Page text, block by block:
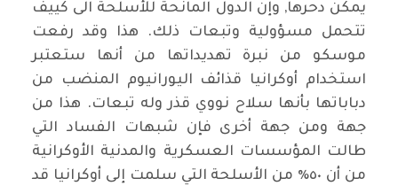
يمكن دحرها, وإن الدول المانحة للأسلحة الى كييف
تتحمل مسؤولية وتبعات ذلك. هذا وقد رفعت
موسكو من نبرة تهديداتها من أنها ستعتبر
استخدام أوكرانيا قذائف اليورانيوم المنضب من
دباباتها بأنها سلاح نووي قذر وله تبعات. هذا من
جهة ومن جهة أخرى فإن شبهات الفساد التي
طالت المؤسسات العسكرية والمدنية الأوكرانية
من أن ٥٠٪ من الأسلحة التي سلمت إلى أوكرانيا قد